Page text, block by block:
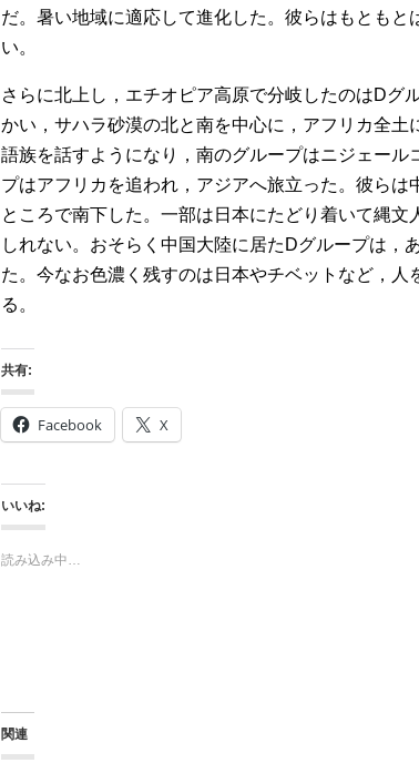
だ。暑い地域に適応して進化した。彼らはもとも
い。
さらに北上し，エチオピア高原で分岐したのはDグ
かい，サハラ砂漠の北と南を中心に，アフリカ全
語族を話すようになり，南のグループはニジェー
プはアフリカを追われ，アジアへ旅立った。彼ら
ところで南下した。一部は日本にたどり着いて縄
しれない。おそらく中国大陸に居たDグループは，
た。今なお色濃く残すのは日本やチベットなど，
る。
共有:
Facebook X
いいね:
読み込み中…
関連